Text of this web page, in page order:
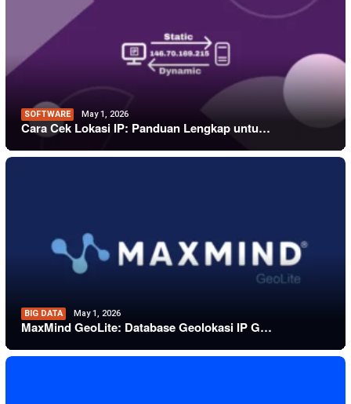
SOFTWARE May 1, 2026
Cara Cek Lokasi IP: Panduan Lengkap untu…
BIG DATA May 1, 2026
MaxMind GeoLite: Database Geolokasi IP G…